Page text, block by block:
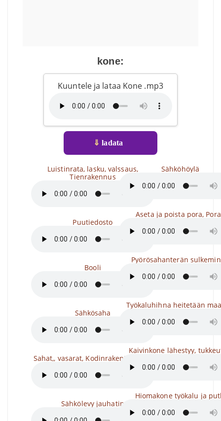
kone:
Kuuntele ja lataa Kone .mp3
⇓ ladata
Luistinrata, lasku, valssaus,
Tienrakennus
Puutiedosto
Booli
Sähkösaha
Sahat,, vasarat, Kodinrakentaminen
Sähkölevy jauhatin
Sähköhöylä
Aseta ja poista pora,
Pyörösahanterän
Työkaluhihna heitetään
Kaivinkone lähestyy,
Hiomakone työkalu ja